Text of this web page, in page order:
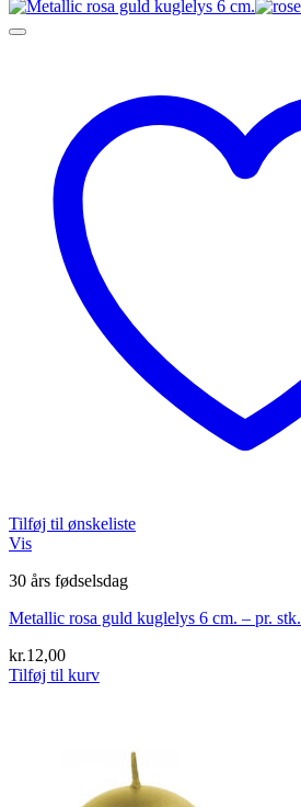
Tilføj til ønskeliste
Vis
30 års fødselsdag
Metallic rosa guld kuglelys 6 cm. – pr. stk.
kr.12,00
Tilføj til kurv